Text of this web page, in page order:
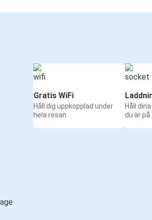
Gratis WiFi
Håll dig uppkopplad under
hela resan
Håll
du är